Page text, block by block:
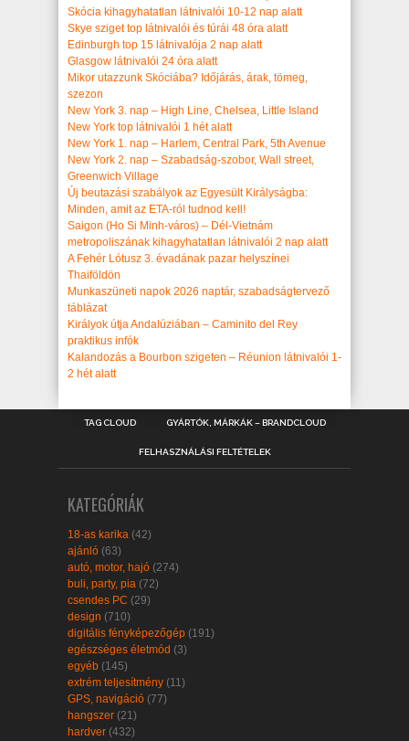
Skócia kihagyhatatlan látnivalói 10-12 nap alatt
Skye sziget top látnivalói és túrái 48 óra alatt
Edinburgh top 15 látnivalója 2 nap alatt
Glasgow látnivalói 24 óra alatt
Mikor utazzunk Skóciába? Időjárás, árak, tömeg,
szezon
New York 3. nap – High Line, Chelsea, Little Island
New York top látnivalói 1 hét alatt
New York 1. nap – Harlem, Central Park, 5th Avenue
New York 2. nap – Szabadság-szobor, Wall street,
Greenwich Village
Új beutazási szabályok az Egyesült Királyságba:
Minden, amit az ETA-ról tudnod kell!
Saigon (Ho Si Minh-város) – Dél-Vietnám
metropoliszának kihagyhatatlan látnivalói 2 nap alatt
A Fehér Lótusz 3. évadának pazar helyszínei
Thaiföldön
Munkaszüneti napok 2026 naptár, szabadságtervező
táblázat
Királyok útja Andalúziában – Caminito del Rey
praktikus infók
Kalandozás a Bourbon szigeten – Réunion látnivalói 1-
2 hét alatt
TAG CLOUD GYÁRTÓK, MÁRKÁK – BRANDCLOUD
FELHASZNÁLÁSI FELTÉTELEK
KATEGÓRIÁK
18-as karika (42)
ajánló (63)
autó, motor, hajó (274)
buli, party, pia (72)
csendes PC (29)
design (710)
digitális fényképezőgép (191)
egészséges életmód (3)
egyéb (145)
extrém teljesítmény (11)
GPS, navigáció (77)
hangszer (21)
hardver (432)